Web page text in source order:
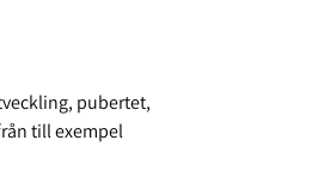
pubertet,
till exempel